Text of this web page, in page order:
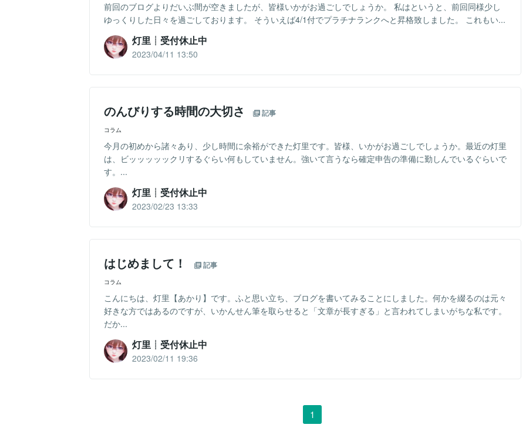
前回のブログよりだいぶ間が空きましたが、皆様いかがお過ごしでしょうか。 私はというと、前回同様少し
ゆっくりした日々を過ごしております。 そういえば4/1付でプラチナランクへと昇格致しました。 これもい...
灯里┊︎受付休止中
2023/04/11 13:50
のんびりする時間の大切さ 記事
コラム
今月の初めから諸々あり、少し時間に余裕ができた灯里です。皆様、いかがお過ごしでしょうか。最近の灯里
は、ビッッッッックリするぐらい何もしていません。強いて言うなら確定申告の準備に勤しんでいるぐらいで
す。...
灯里┊︎受付休止中
2023/02/23 13:33
はじめまして！ 記事
コラム
こんにちは、灯里【あかり】です。ふと思い立ち、ブログを書いてみることにしました。何かを綴るのは元々
好きな方ではあるのですが、いかんせん筆を取らせると「文章が長すぎる」と言われてしまいがちな私です。
だか...
灯里┊︎受付休止中
2023/02/11 19:36
1